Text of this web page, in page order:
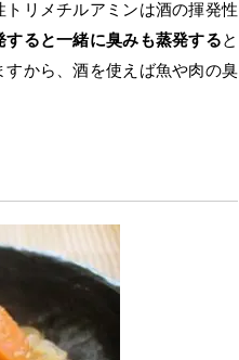
リメチルアミンは酒の揮発性
すると一緒に臭みも蒸発すると
から、酒を使えば魚や肉の臭